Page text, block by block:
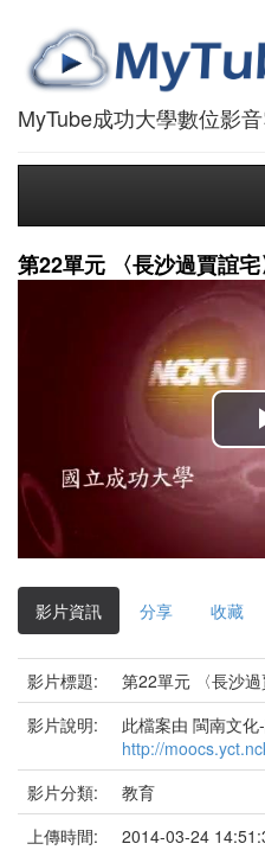
MyTube成功大學數位影
第22單元 〈長沙過賈誼
影片資訊 分享 收藏
影片標題:
第22單元 〈長沙
影片說明:
此檔案由 閩南文
http://
影片分類:
教育
上傳時間:
2014-03-24